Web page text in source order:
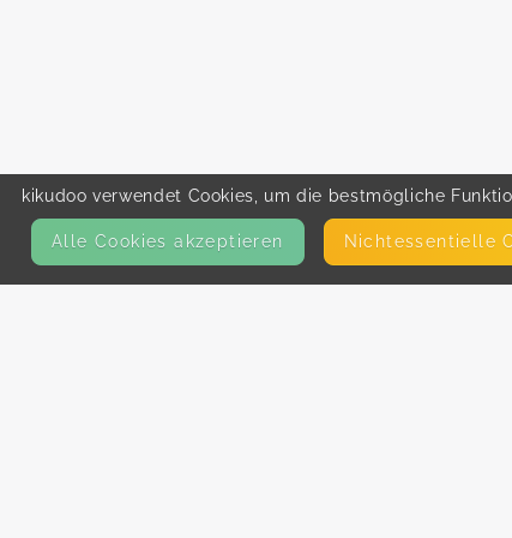
kikudoo verwendet Cookies, um die bestmögliche
Alle Cookies akzeptieren Nicht­essentielle